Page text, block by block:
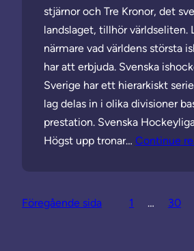
stjärnor och Tre Kronor, det
landslaget, tillhör världseliten.
närmare vad världens största
har att erbjuda. Svenska
Sverige har ett hierarkiskt
lag delas in i olika divisioner
prestation. Svenska
Högst upp tronar… Continue
Föregående sida 1 … 30